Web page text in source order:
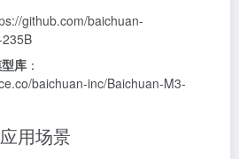
github.com/baichuan-
库 ：
baichuan-inc/Baichuan-M3-
用场景